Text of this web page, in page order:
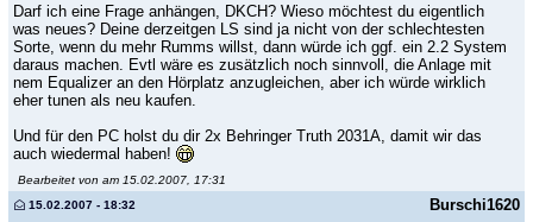
Darf ich eine Frage anhängen, DKCH? Wieso möchtest du eigentlich
was neues? Deine derzeitgen LS sind ja nicht von der schlechtesten
Sorte, wenn du mehr Rumms willst, dann würde ich ggf. ein 2.2 System
daraus machen. Evtl wäre es zusätzlich noch sinnvoll, die Anlage mit
nem Equalizer an den Hörplatz anzugleichen, aber ich würde wirklich
eher tunen als neu kaufen.
Und für den PC holst du dir 2x Behringer Truth 2031A, damit wir das
auch wiedermal haben!
Bearbeitet von am 15.02.2007, 17:31
Burschi1620
15.02.2007 - 18:32